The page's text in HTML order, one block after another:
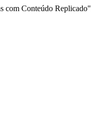
com Conteúdo Replicado"